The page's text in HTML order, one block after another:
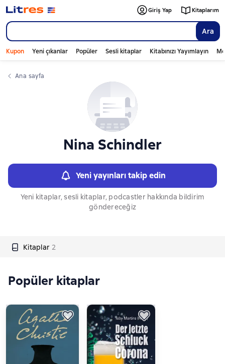
Ara
Giriş Yap Kitaplarım
Kupon Yeni çıkanlar Popüler Sesli kitaplar Kitabınızı Yayımlayın
Ana sayfa
Nina Schindler
Yeni yayınları takip edin
Yeni kitaplar, sesli kitaplar, podcastler hakkında bildirim
göndereceğiz
Kitaplar 2
Слайдер с книгами
Popüler kitaplar